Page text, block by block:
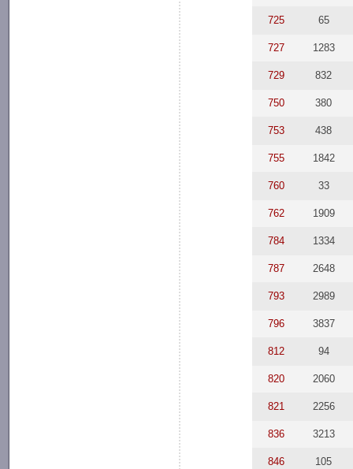
725 65
727 1283
729 832
750 380
753 438
755 1842
760 33
762 1909
784 1334
787 2648
793 2989
796 3837
812 94
820 2060
821 2256
836 3213
846 105